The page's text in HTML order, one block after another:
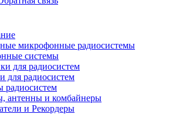
микрофонные радиосистемы
системы
для радиосистем
для радиосистем
радиосистем
антенны и комбайнеры
и Рекордеры